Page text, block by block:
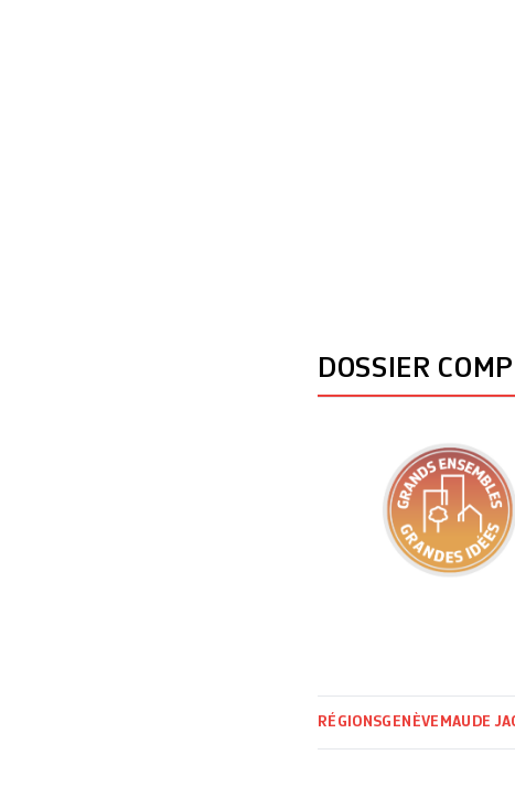
DOSSIER
RÉGIONSGENÈVE MAUDE